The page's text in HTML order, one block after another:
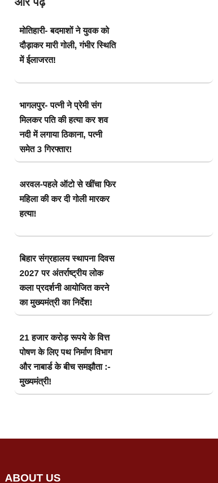
मोतिहारी- बदमाशों ने युवक को
दौड़ाकर मारी गोली, गंभीर स्थिति
में ईलाजरत!
भागलपुर- पत्नी ने प्रेमी संग
मिलकर पति की हत्या कर शव
नदी में लगाया ठिकाना, पत्नी
समेत 3 गिरफ्तार!
अरवल-पहले ऑटो से खींचा फिर
महिला की कर दी गोली मारकर
हत्या!
बिहार संग्रहालय स्थापना दिवस
2027 पर अंतर्राष्ट्रीय लोक
कला प्रदर्शनी आयोजित करने
का मुख्यमंत्री का निर्देश!
21 हजार करोड़ रूपये के वित्त
पोषण के लिए पथ निर्माण विभाग
और नाबार्ड के बीच समझौता :-
मुख्यमंत्री!
ABOUT US